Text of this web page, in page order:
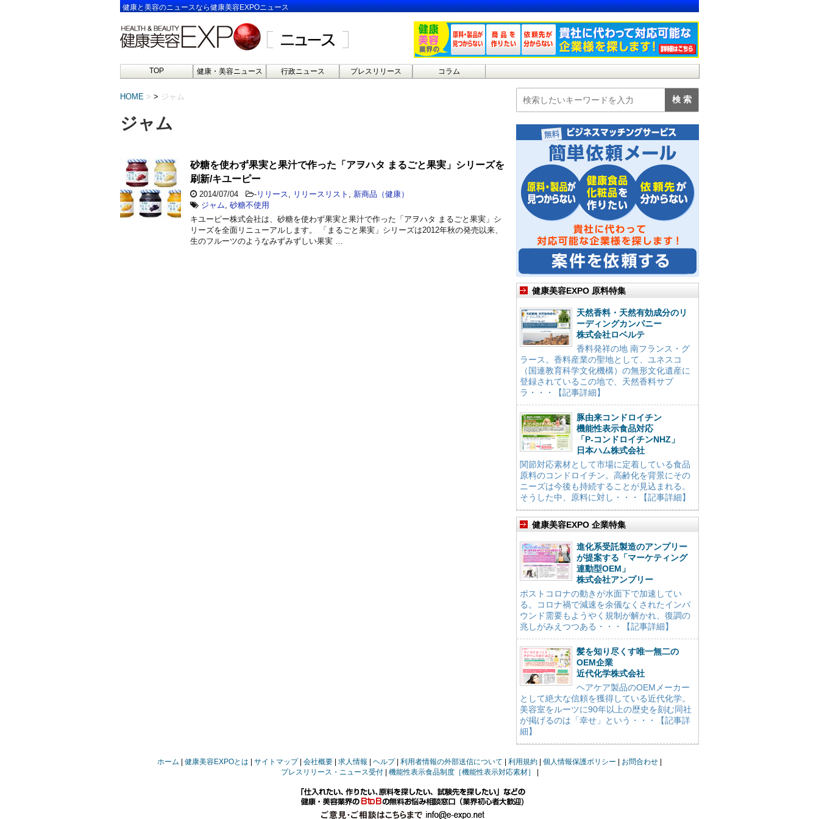
健康と美容のニュースなら健康美容EXPOニュース
TOP 健康・美容ニュース 行政ニュース プレスリリース コラム
HOME > ジャム
ジャム
砂糖を使わず果実と果汁で作った「アヲハタ まるごと果実」シリーズを
刷新/キユーピー
2014/07/04 - リリース リリースリスト
新商品（健康）
ジャム 砂糖不使用
キユーピー株式会社は、砂糖を使わず果実と果汁で作った「アヲハタ まるごと果実」シ
リーズを全面リニューアルします。 「まるごと果実」シリーズは2012年秋の発売以来、
生のフルーツのようなみずみずしい果実 …
健康美容EXPO 原料特集
天然香料・天然有効成分のリ
ーディングカンパニー
株式会社ロベルテ
香料発祥の地 南フランス・グ
ラース。香料産業の聖地として、ユネスコ
（国連教育科学文化機構）の無形文化遺産に
登録されているこの地で、天然香料サプ
ラ・・・【記事詳細】
豚由来コンドロイチン
機能性表示食品対応
「P-コンドロイチンNHZ」
日本ハム株式会社
関節対応素材として市場に定着している食品
原料のコンドロイチン。高齢化を背景にその
ニーズは今後も持続することが見込まれる。
そうした中、原料に対し・・・【記事詳細】
健康美容EXPO 企業特集
進化系受託製造のアンプリー
が提案する「マーケティング
連動型OEM」
株式会社アンプリー
ポストコロナの動きが水面下で加速してい
る。コロナ禍で減速を余儀なくされたインバ
ウンド需要もようやく規制が解かれ、復調の
兆しがみえつつある・・・【記事詳細】
髪を知り尽くす唯一無二の
OEM企業
近代化学株式会社
ヘアケア製品のOEMメーカー
として絶大な信頼を獲得している近代化学。
美容室をルーツに90年以上の歴史を刻む同社
が掲げるのは「幸せ」という・・・【記事詳
細】
ホーム 健康美容EXPOとは サイトマップ 会社概要 求人情報 ヘルプ 利用者情報の外部送信について 利用規約 個人情報保護ポリシー
お問合わせ
プレスリリース・ニュース受付
機能性表示食品制度［機能性表示対応素材］